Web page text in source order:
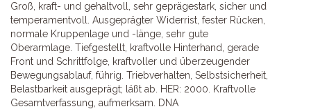
Groß, kraft- und gehaltvoll, sehr geprägestark, sicher und
temperamentvoll. Ausgeprägter Widerrist, fester Rücken,
normale Kruppenlage und -länge, sehr gute
Oberarmlage. Tiefgestellt, kraftvolle Hinterhand, gerade
Front und Schrittfolge, kraftvoller und überzeugender
Bewegungsablauf, führig. Triebverhalten, Selbstsicherheit,
Belastbarkeit ausgeprägt; läßt ab. HER: 2000. Kraftvolle
Gesamtverfassung, aufmerksam. DNA